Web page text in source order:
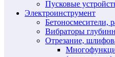
Пусковые
Электроинструмент
Бетоносмесители,
Вибраторы
Отрезание,